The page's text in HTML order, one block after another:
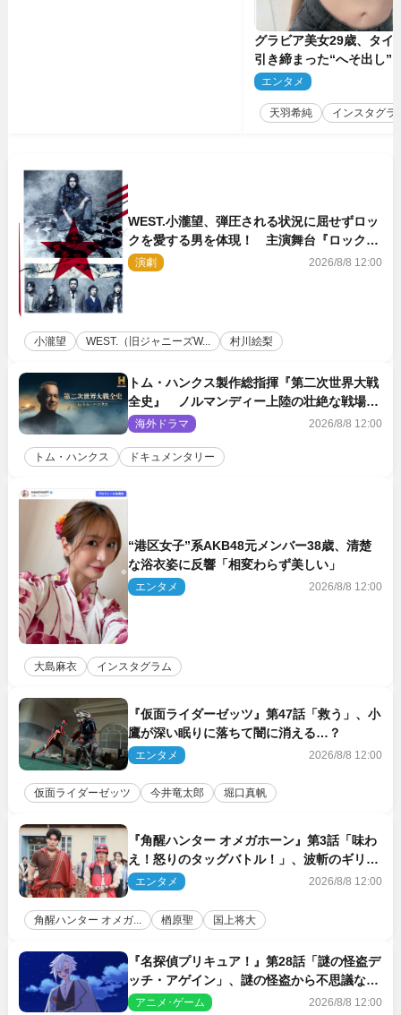
グラビア美女29歳、タイ
引き締まった“へそ出し”
「可愛い過ぎる」
エンタメ
天羽希純 インスタグラ
WEST.小瀧望、弾圧される状況に屈せずロッ
クを愛する男を体現！ 主演舞台『ロックン
ロール』ビジュアル解禁
演劇 2026/8/8 12:00
小瀧望 WEST.（旧ジャニーズW... 村川絵梨
トム・ハンクス製作総指揮『第二次世界大戦
全史』 ノルマンディー上陸の壮絶な戦場を
収めた特別映像解禁
海外ドラマ 2026/8/8 12:00
トム・ハンクス ドキュメンタリー
“港区女子”系AKB48元メンバー38歳、清楚
な浴衣姿に反響「相変わらず美しい」
エンタメ 2026/8/8 12:00
大島麻衣 インスタグラム
『仮面ライダーゼッツ』第47話「救う」、小
鷹が深い眠りに落ちて闇に消える…？
エンタメ 2026/8/8 12:00
仮面ライダーゼッツ 今井竜太郎 堀口真帆
『角醒ハンター オメガホーン』第3話「味わ
え！怒りのタッグバトル！」、波斬のギリコ
がハンターバトルを挑んできた！
エンタメ 2026/8/8 12:00
角醒ハンター オメガ... 楢原聖 国上将大
『名探偵プリキュア！』第28話「謎の怪盗デ
ッチ・アゲイン」、謎の怪盗から不思議な予
告状が届く
アニメ･ゲーム 2026/8/8 12:00